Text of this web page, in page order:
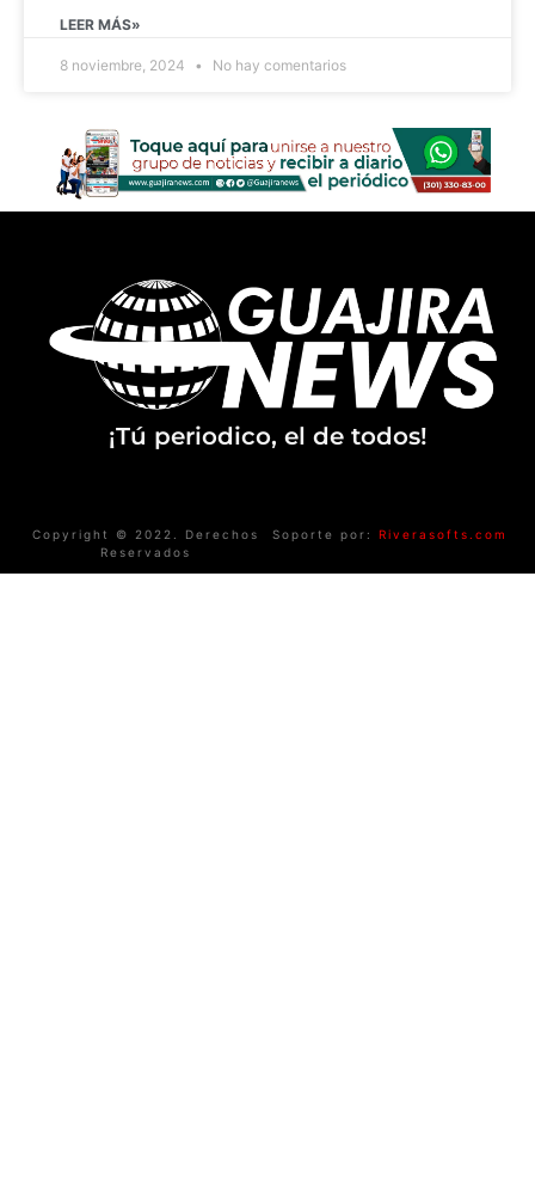
LEER MÁS»
8 noviembre, 2024 No hay comentarios
¡Tú periodico, el de todos!
Copyright © 2022. Derechos
Reservados
Soporte por: Riverasofts.com